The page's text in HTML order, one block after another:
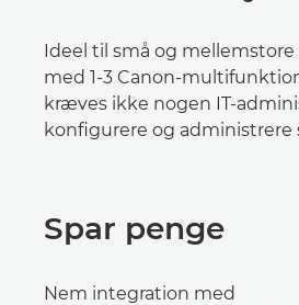
Ideel til små og
med 1-3 Canon-
kræves ikke nogen IT-
konfigurere og administrere
Spar penge
Nem integration med